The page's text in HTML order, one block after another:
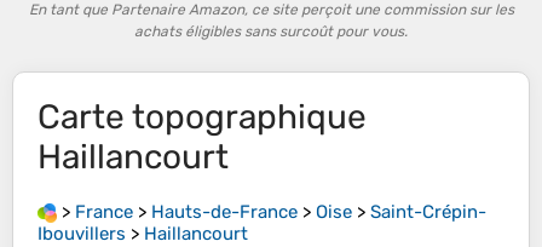
En tant que Partenaire Amazon, ce site perçoit une commission sur les
achats éligibles sans surcoût pour vous.
Carte topographique
Haillancourt
> France > Hauts-de-France > Oise > Saint-Crépin-
Ibouvillers > Haillancourt